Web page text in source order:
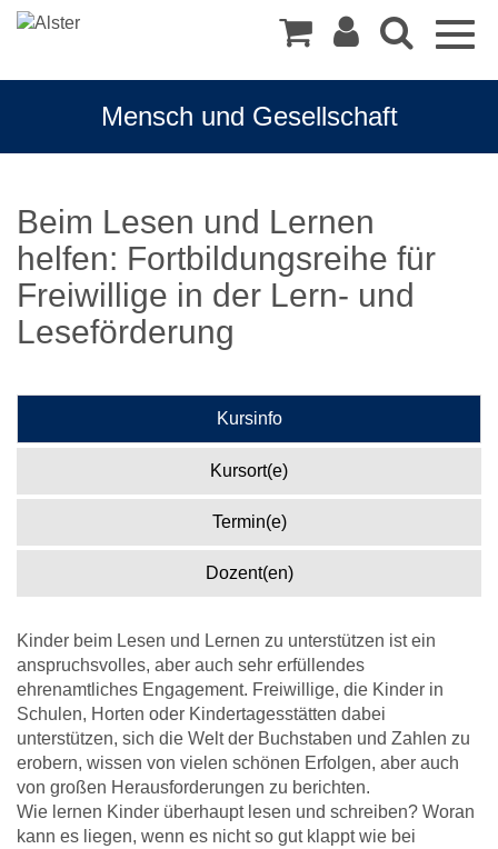
Mensch und Gesellschaft
Beim Lesen und Lernen
helfen: Fortbildungsreihe für
Freiwillige in der Lern- und
Leseförderung
Kursinfo
Kursort(e)
Termin(e)
Dozent(en)
Kinder beim Lesen und Lernen zu unterstützen ist ein
anspruchsvolles, aber auch sehr erfüllendes
ehrenamtliches Engagement. Freiwillige, die Kinder in
Schulen, Horten oder Kindertagesstätten dabei
unterstützen, sich die Welt der Buchstaben und Zahlen zu
erobern, wissen von vielen schönen Erfolgen, aber auch
von großen Herausforderungen zu berichten.
Wie lernen Kinder überhaupt lesen und schreiben? Woran
kann es liegen, wenn es nicht so gut klappt wie bei